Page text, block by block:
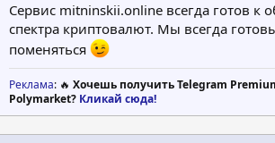
Сервис mitninskii.online всегда готов к
спектра криптовалют. Мы всегда
поменяться
Реклама: 🔥 Хочешь получить Telegram
Polymarket? Кликай сюда!